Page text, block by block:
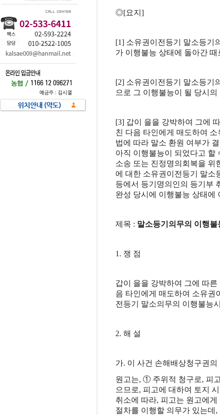
◎[요지]
[1] 소유권이전등기 말소등기
가 이행불능 상태에 돌아간
[2] 소유권이전등기 말소등기
으로 그 이행불능이 될 당시
[3] 갑이 을을 강박하여 그에
친 다음 타인에게 매도하여
법에 따라 말소 환원 여부가
아직 이행불능이 되었다고 할
소송 또는 진정명의회복을 위
에 대한 소유권이전등기 말소
등에서 등기명의인의 등기부
완성 당시에 이행불능 상태에
제목 : 말소등기의무의 이행
1. 쟁 점
갑이 을을 강박하여 그에 따
음 타인에게 매도하여 소유
전등기 말소의무의 이행불능
2. 해 설
가. 이 사건 손해배상청구권의
원고는, ① 주위적 청구로, 피
으므로, 피고에 대하여 토지
취소에 따라, 피고는 원고에
절차를 이행할 의무가 있는데